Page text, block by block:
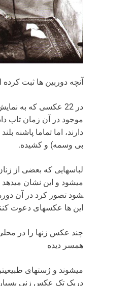
آنچه دوربین ها ثبت کرده
در 22 عکسی که به
موجود در آن زمان تاب
دارند، اما تماما پاشنه­
بی وسمه) و کشیده.
لباس­هایی که بعضی از
شود تصور کرد در آن دوره
این ها عکس­های دعوت­
چند عکس زن­ها را در
همسر دیده
می­شوند و ژست­های
دریک تک­ عکس زنی